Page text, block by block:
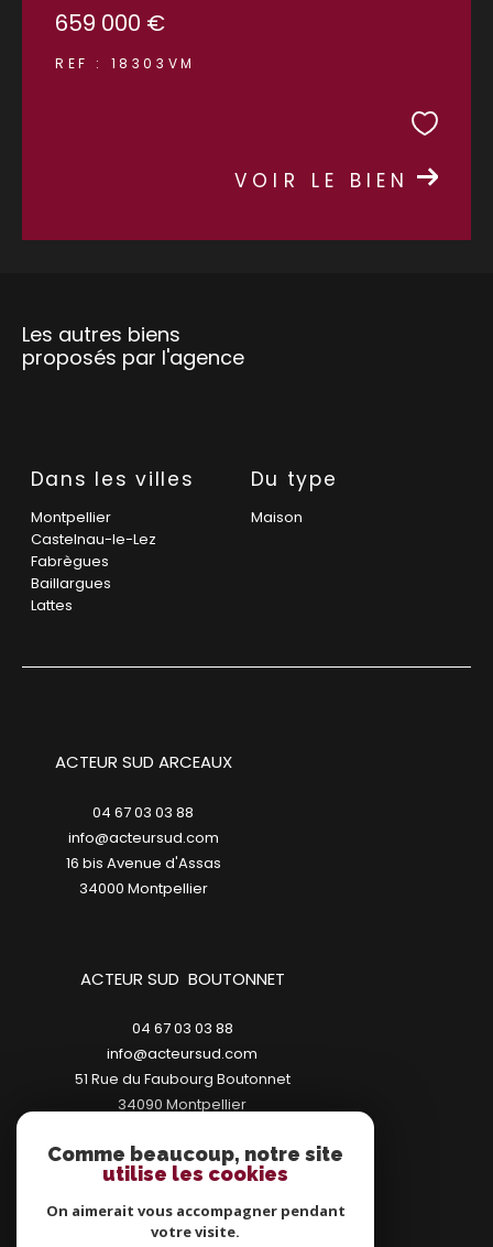
659 000 €
REF : 18303VM
VOIR LE BIEN
Les autres biens
proposés par l'agence
Dans les villes
Montpellier
Castelnau-le-Lez
Fabrègues
Baillargues
Lattes
Du type
Maison
ACTEUR SUD ARCEAUX
04 67 03 03 88
info@acteursud.com
16 bis Avenue d'Assas
34000
montpellier
ACTEUR SUD BOUTONNET
04 67 03 03 88
info@acteursud.com
51 Rue du Faubourg Boutonnet
34090 montpellier
Comme beaucoup, notre site
utilise les cookies
On aimerait vous accompagner pendant
votre visite.